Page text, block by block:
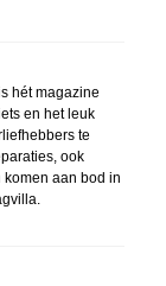
hét magazine
en het leuk
te
ook
aan bod in